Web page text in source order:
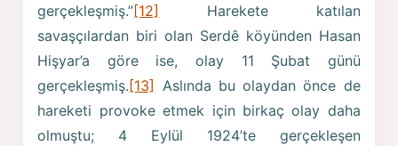
gerçekleşmiş.”[12]
Harekete katılan
savaşçılardan biri olan Serdê köyünden Hasan
Hişyar’a göre ise, olay 11 Şubat günü
gerçekleşmiş.[13] Aslında bu olaydan önce de
hareketi provoke etmek için birkaç olay daha
olmuştu; 4 Eylül 1924’te gerçekleşen